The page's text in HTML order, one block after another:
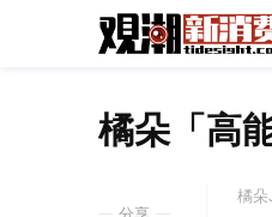
橘朵「高
橘朵